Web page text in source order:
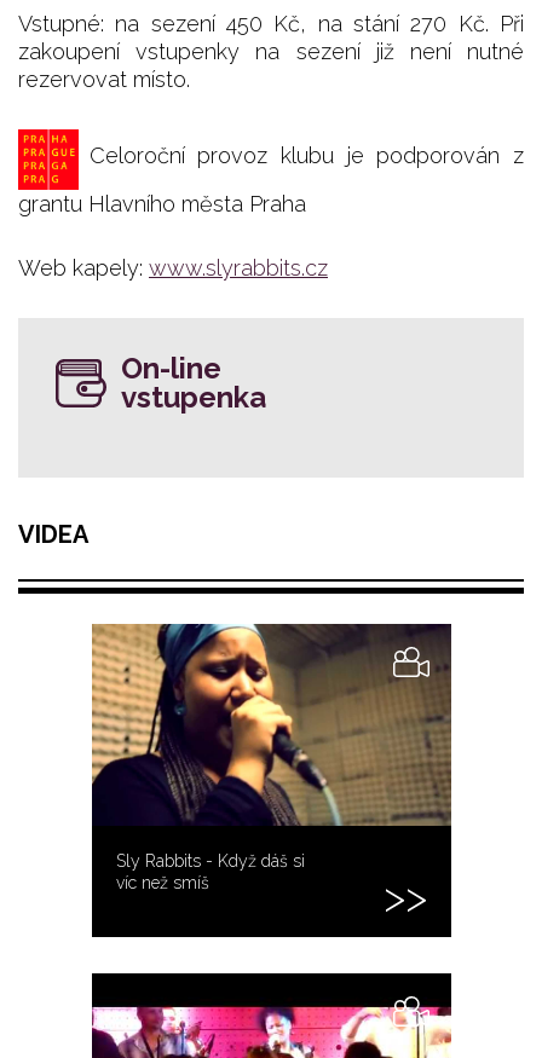
Vstupné: na sezení 450 Kč, na stání 270 Kč. Při
zakoupení vstupenky na sezení již není nutné
rezervovat místo.
Celoroční provoz klubu je podporován z
grantu Hlavního města Praha
Web kapely: www.slyrabbits.cz
On-line
vstupenka
VIDEA
Sly Rabbits - Když dáš si
víc než smíš